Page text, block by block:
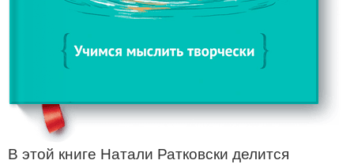
В этой книге Натали Ратковски делится